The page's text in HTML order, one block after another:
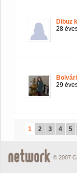
Dibuz
28
29
1 2 3 4 5
© 2007